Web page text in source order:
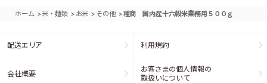
ホーム >米・麺類 > お米 > その他 >種商 国内産十六穀米業務用５００ｇ
配送エリア 利用規約
会社概要
お客さまの個人情報の
取扱いについて